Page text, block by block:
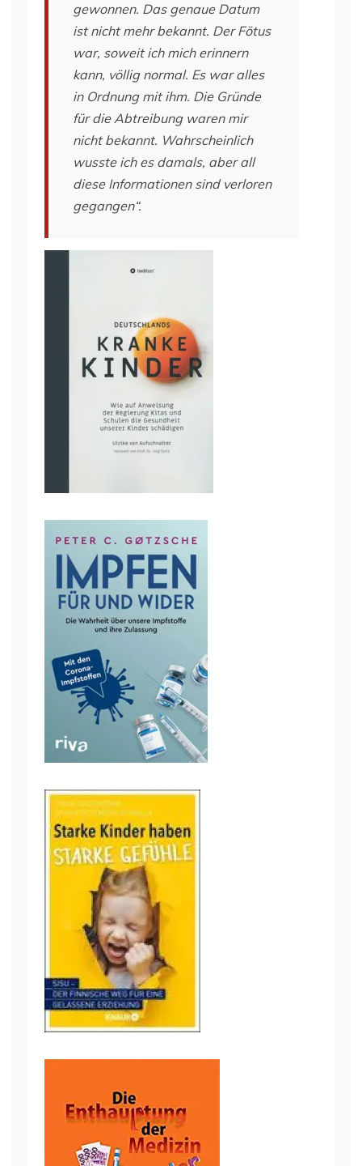
gewonnen. Das genaue Datum
ist nicht mehr bekannt. Der Fötus
war, soweit ich mich erinnern
kann, völlig normal. Es war alles
in Ordnung mit ihm. Die Gründe
für die Abtreibung waren mir
nicht bekannt. Wahrscheinlich
wusste ich es damals, aber all
diese Informationen sind verloren
gegangen“.